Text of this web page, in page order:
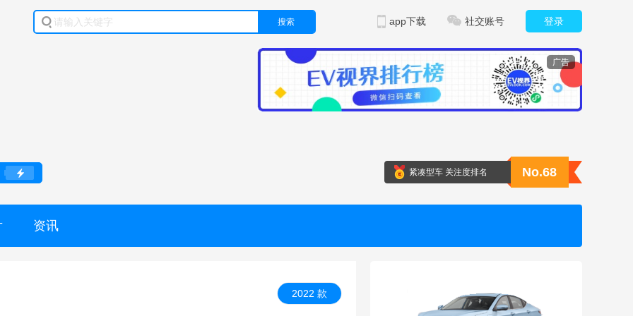
搜索 登录
社交账号
app下载
广告
紧凑型车 关注度排名 No.68
资讯
2022 款